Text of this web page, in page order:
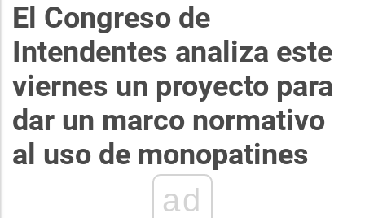
El Congreso de
Intendentes analiza este
viernes un proyecto para
dar un marco normativo
al uso de monopatines
ad